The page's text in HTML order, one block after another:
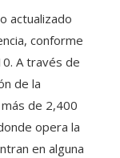
actualizado
conforme
A través de
de la
de 2,400
opera la
en alguna